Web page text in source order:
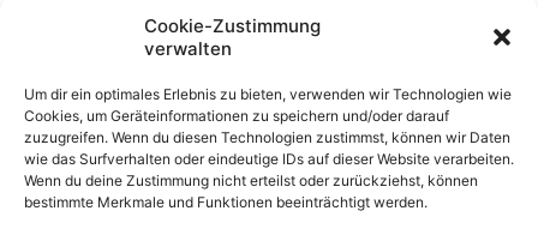
Cookie-Zustimmung
verwalten
Um dir ein optimales Erlebnis zu bieten, verwenden wir Technologien wie
Cookies, um Geräteinformationen zu speichern und/oder darauf
zuzugreifen. Wenn du diesen Technologien zustimmst, können wir Daten
wie das Surfverhalten oder eindeutige IDs auf dieser Website verarbeiten.
Wenn du deine Zustimmung nicht erteilst oder zurückziehst, können
bestimmte Merkmale und Funktionen beeinträchtigt werden.
Rechtliches
Datenschutzerklärung
Cookie-Richtlinie (EU)